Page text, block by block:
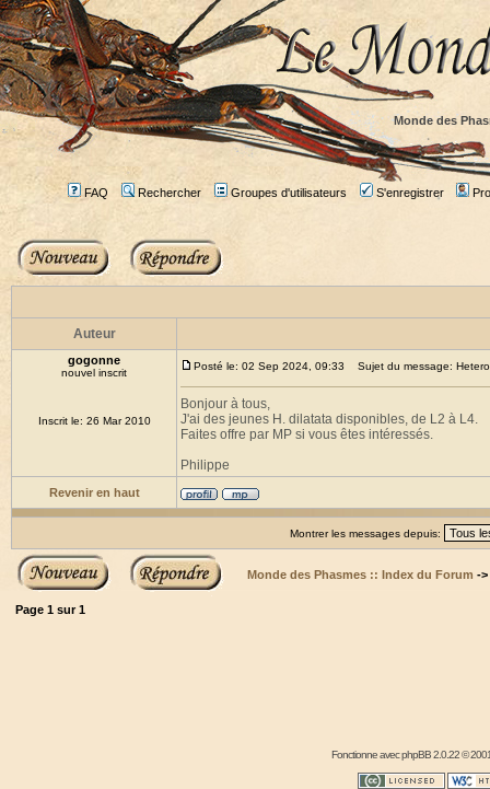
Monde des
FAQ Rechercher Groupes d'utilisateurs S'enregistrer
Auteur
gogonne
nouvel inscrit
Inscrit le: 26 Mar 2010
Posté le: 02 Sep 2024, 09:33 Sujet du message:
Bonjour à tous,
J'ai des jeunes H. dilatata disponibles, de L2 à L4.
Faites offre par MP si vous êtes intéressés.
Philippe
Revenir en haut
Montrer les messages depuis:
Monde des Phasmes :: Index du Forum ->
Page 1 sur1
Fonctionne avecphpBB2.0.22 ©